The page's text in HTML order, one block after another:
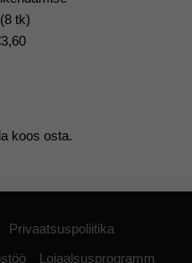
tk)
3,60Current
koos osta.
Privaatsuspoliitika
Lojaalsusprogramm